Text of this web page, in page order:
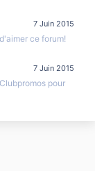
7 Juin 2015
ce forum!
7 Juin 2015
pour